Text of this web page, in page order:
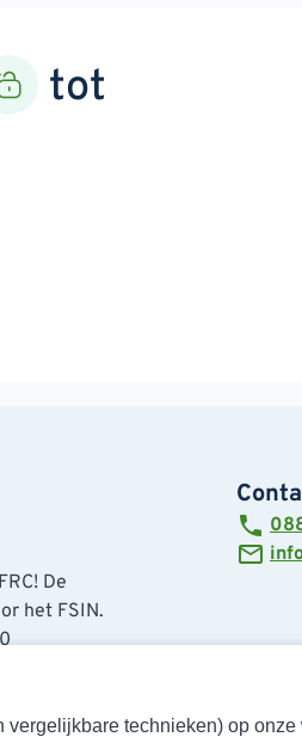
technieken) op
tot
De
het FSIN.